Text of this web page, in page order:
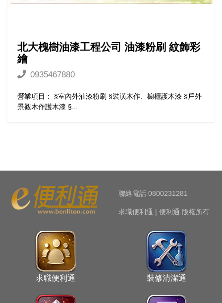
北大槐樹油漆工程公司 油漆粉刷 紋飾彩
繪
0935467880
營業項目： §室內外油漆粉刷 §裝潢木作、櫥櫃護木漆 §戶外
景觀木作護木漆 §...
聯絡電話 0800231281
求職便利通 | 便利通 版權所有
求職便利通 裝修清潔通